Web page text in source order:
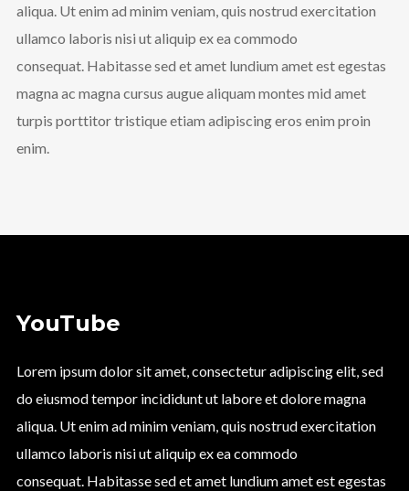
aliqua. Ut enim ad minim veniam, quis nostrud exercitation
ullamco laboris nisi ut aliquip ex ea commodo
consequat. Habitasse sed et amet lundium amet est egestas
magna ac magna cursus augue aliquam montes mid amet
turpis porttitor tristique etiam adipiscing eros enim proin
enim.
YouTube
Lorem ipsum dolor sit amet, consectetur adipiscing elit, sed
do eiusmod tempor incididunt ut labore et dolore magna
aliqua. Ut enim ad minim veniam, quis nostrud exercitation
ullamco laboris nisi ut aliquip ex ea commodo
consequat. Habitasse sed et amet lundium amet est egestas